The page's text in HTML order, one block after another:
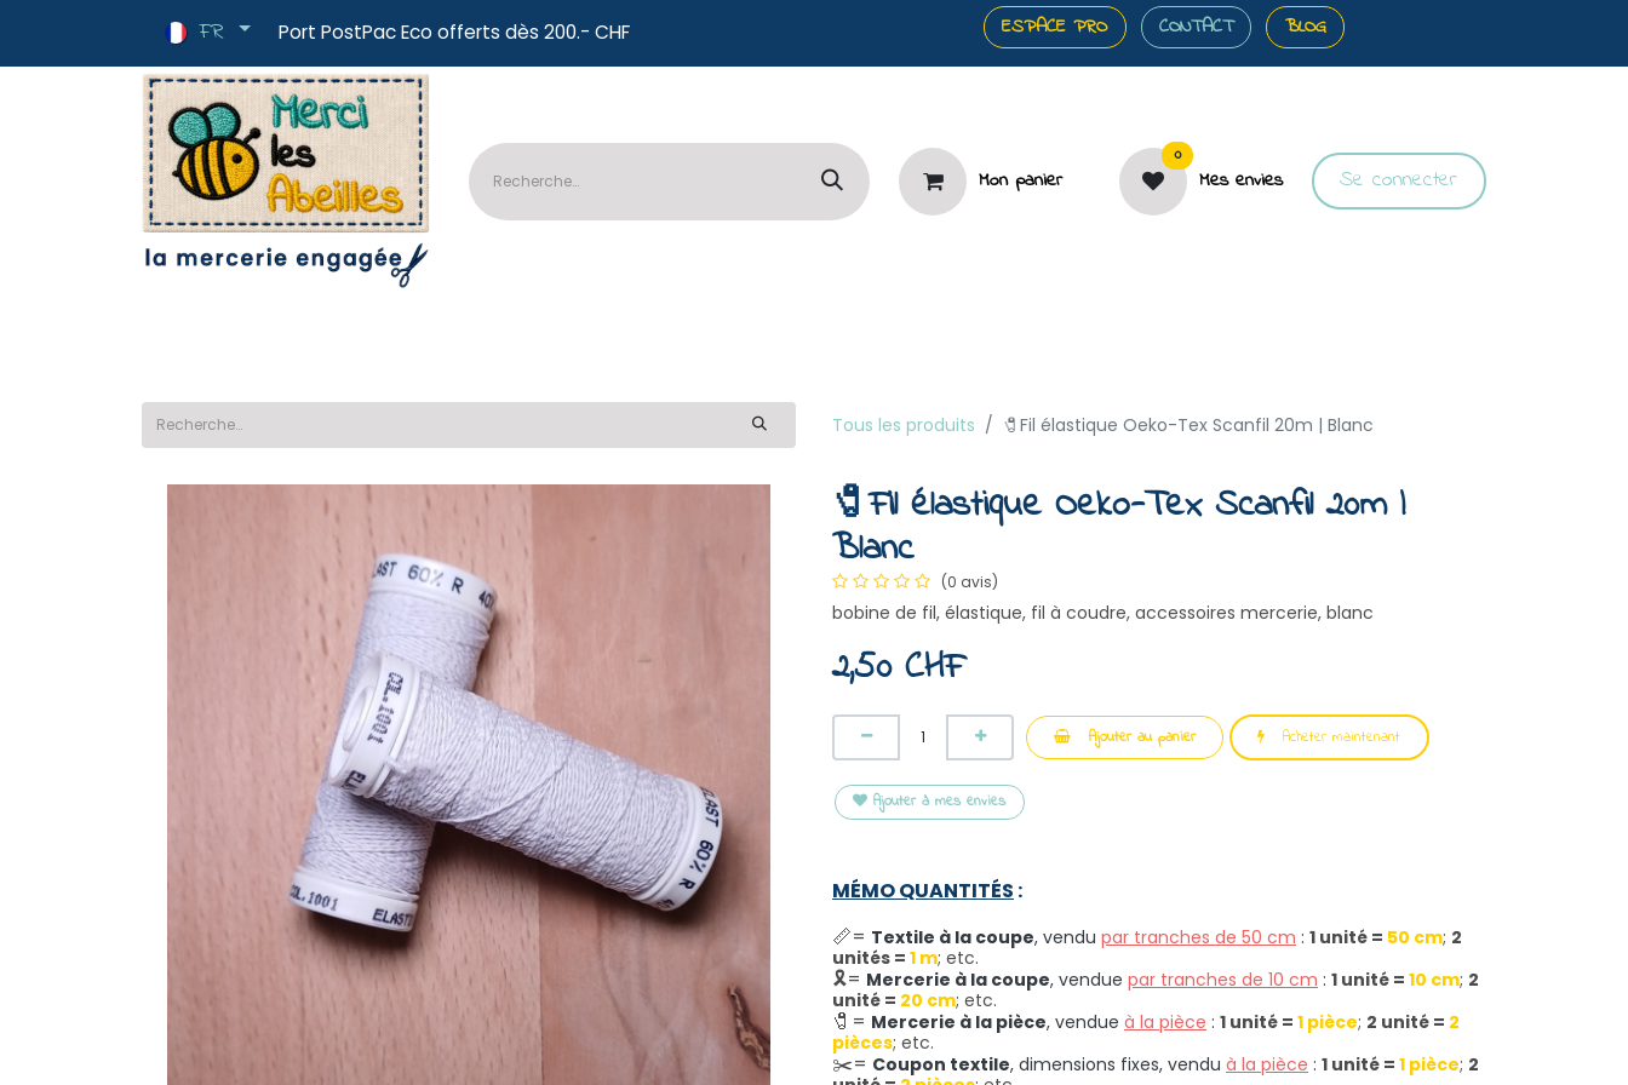
FR Port PostPac Eco offerts dès 200.- CHF ESPACE PRO CONTACT BLOG
Mon panier
0
Mes envies Se connecter
Tous les produits 🧷Fil élastique Oeko-Tex Scanfil 20m | Blanc
🧷Fil élastique Oeko-Tex Scanfil 20m |
Blanc
(0 avis)
bobine de fil, élastique, fil à coudre, accessoires mercerie, blanc
2,50CHF
Ajouter au panier Acheter maintenant
Ajouter à mes envies
MÉMO QUANTITÉS :
📏= Textile à la coupe, vendu par tranches de 50 cm : 1 unité = 50 cm; 2
unités = 1 m; etc.
🎗️= Mercerie à la coupe, vendue par tranches de 10 cm : 1 unité = 10 cm; 2
unité = 20 cm; etc.
🧷 = Mercerie à la pièce, vendue à la pièce : 1 unité = 1 pièce; 2 unité = 2
pièces; etc.
✂️= Coupon textile, dimensions fixes, vendu à la pièce : 1 unité = 1 pièce; 2